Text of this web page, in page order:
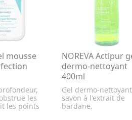
mousse
les
les points
NOREVA Actipur
dermo-nettoyant
400ml
Gel dermo-
savon à l'extrait de
bardane.